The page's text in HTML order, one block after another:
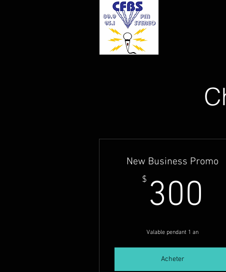
New Business Promo
$ 300
Valable pendant 1 an
Acheter